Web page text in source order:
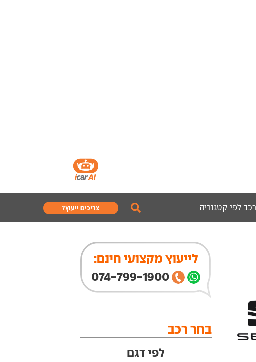
רכב לפי קטגוריה צריכים ייעוץ?
לייעוץ מקצועי חינם:
074-799-1900
בחר רכב
לפי דגם